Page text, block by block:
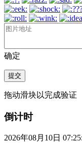
确定
提交
拖动滑块以完成验证
倒计时
2026年08月10日